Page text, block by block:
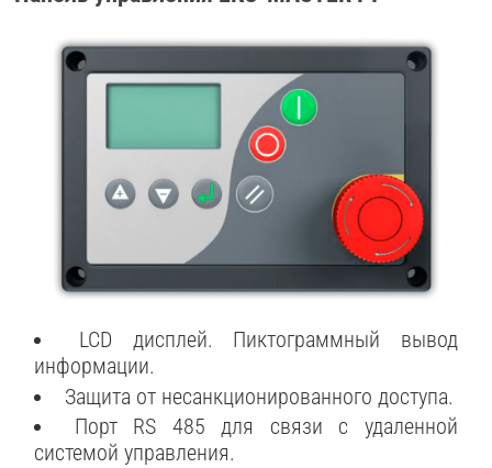
LCD дисплей. Пиктограммный вывод
информации.
Защита от несанкционированного доступа.
Порт RS 485 для связи с удаленной
системой управления.